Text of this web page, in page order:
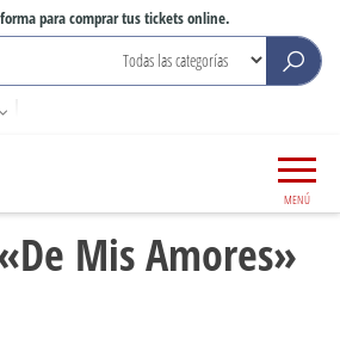
para comprar tus tickets online.
Buenos
MENÚ
Mis Amores»